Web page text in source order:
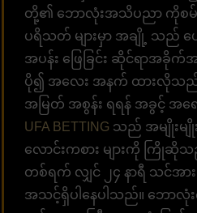
တို့၏ ဘောလုံးအသိပညာ ကိုစ
ပရိသတ် များမှာ အချို့ သည် ပေ
အပန်း ဖြေခြင်း ဆိုင်ရာအခိုက်
ပို၍ အလေး အနက် ထားလို
အမြတ် အစွန်း ရရန် အခွင့် အ
UFA BETTING သည် အမျိုးမျို
လောင်းကစား များကို ကြိုဆို
တစ်ရက် လျှင် ၂၄ နာရီ သင်အာ
အသင့်ရှိပါနေပါသည်။ ဘောလုံး